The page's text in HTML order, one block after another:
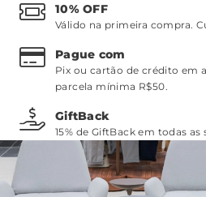
10% OFF
Válido na primeira compra.
Pague com
Pix ou cartão de crédito em
parcela mínima R$50.
GiftBack
15% de GiftBack em todas as